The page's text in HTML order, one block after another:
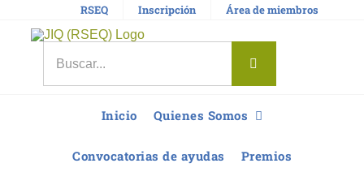
RSEQ Inscripción Área de miembros
Inicio Quienes Somos
Convocatorias de ayudas Premios